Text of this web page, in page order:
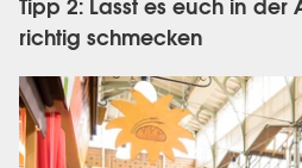
Tipp 2: Lasst es euch in der
richtig schmecken